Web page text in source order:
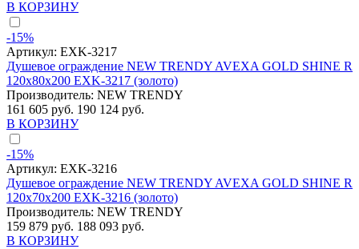
В КОРЗИНУ
-15%
Артикул: EXK-3217
Душевое ограждение NEW TRENDY AVEXA GOLD SHINE R
120x80x200 EXK-3217 (золото)
Производитель: NEW TRENDY
161 605 руб. 190 124 руб.
В КОРЗИНУ
-15%
Артикул: EXK-3216
Душевое ограждение NEW TRENDY AVEXA GOLD SHINE R
120x70x200 EXK-3216 (золото)
Производитель: NEW TRENDY
159 879 руб. 188 093 руб.
В КОРЗИНУ